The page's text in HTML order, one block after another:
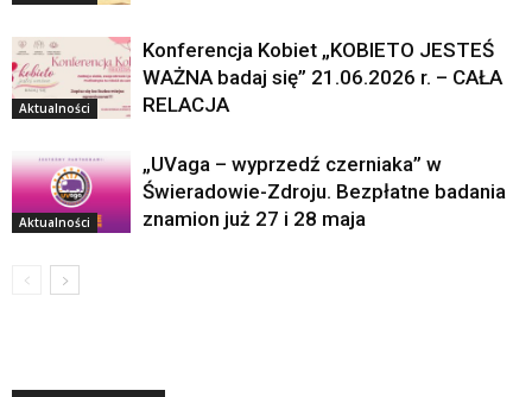
Aktualności
Konferencja Kobiet „KOBIETO JESTEŚ
WAŻNA badaj się” 21.06.2026 r. – CAŁA
RELACJA
Aktualności
„UVaga – wyprzedź czerniaka” w
Świeradowie-Zdroju. Bezpłatne badania
znamion już 27 i 28 maja